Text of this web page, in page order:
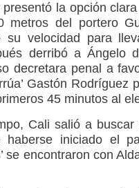
la opción
del portero
su velocidad para
derribó a Ángelo
decretara penal a
Gastón
45 minutos al
Cali salió a
haberse iniciado el
se encontraron con